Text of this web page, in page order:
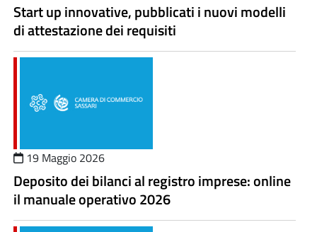
Start up innovative, pubblicati i nuovi modelli
di attestazione dei requisiti
19 Maggio 2026
Deposito dei bilanci al registro imprese: online
il manuale operativo 2026